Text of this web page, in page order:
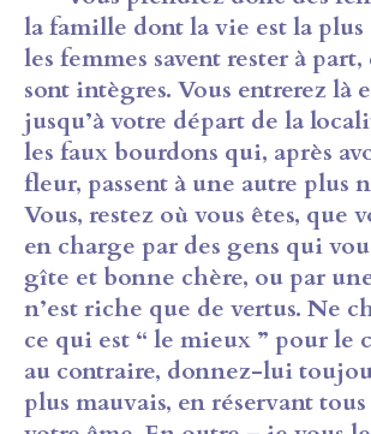
la famille dont la vie est la plus
les femmes savent rester à
sont intègres. Vous entrerez là
jusqu’à votre départ de la
les faux bourdons qui, après
fleur, passent à une autre plus
Vous, restez où vous êtes, que
en charge par des gens qui
gîte et bonne chère, ou par
n’est riche que de vertus. Ne
ce qui est “ le mieux ” pour le
au contraire, donnez-lui
plus mauvais, en réservant